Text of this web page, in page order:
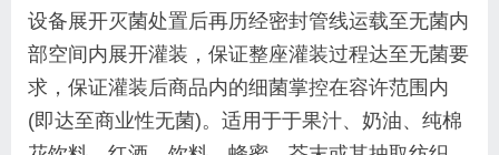
设备展开灭菌处置后再历经密封管线运载至无菌内
部空间内展开灌装，保证整座灌装过程达至无菌要
求，保证灌装后商品内的细菌掌控在容许范围内
(即达至商业性无菌)。适用于于果汁、奶油、纯棉